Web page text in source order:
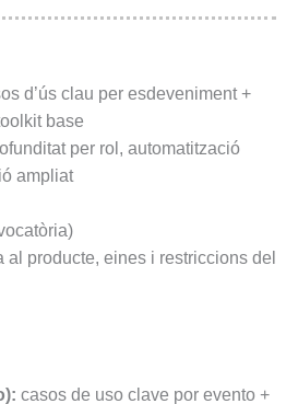
d’ús clau per esdeveniment +
base
per rol, automatització
ampliat
al producte, eines i restriccions del
casos de uso clave por evento +